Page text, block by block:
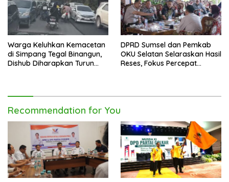
Warga Keluhkan Kemacetan
di Simpang Tegal Binangun,
Dishub Diharapkan Turun
DPRD Sumsel dan Pemkab
OKU Selatan Selaraskan Hasil
Reses, Fokus Percepat
Recommendation for You